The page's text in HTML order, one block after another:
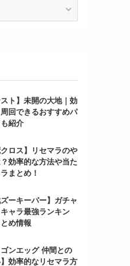
スト】未開の大地｜効
回できるおすすめパ
紹介
クロス】リセマラのや
効率的な方法や当た
まとめ！
ズーキーパー】ガチャ
ャラ最強ランキン
め情報
ゴンエッグ 仲間との
効率的なリセマラ方